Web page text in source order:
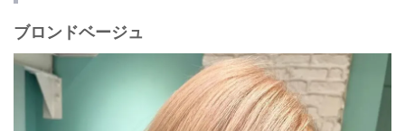
ブロンドベージュ